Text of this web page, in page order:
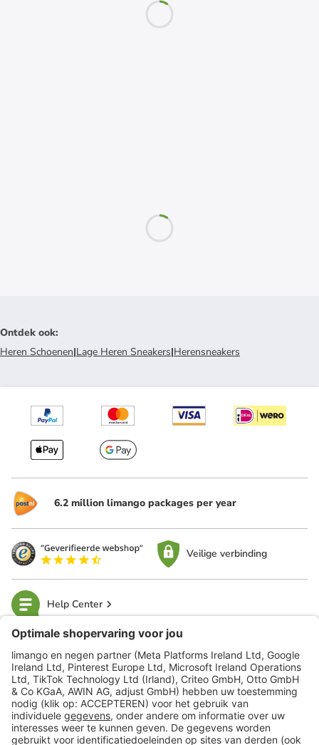
Ontdek ook:
Heren Schoenen|Lage Heren Sneakers|Herensneakers
6.2 million limango packages per year
Veilige verbinding
Help Center
limango
Veilig winkelen
Klantenservice